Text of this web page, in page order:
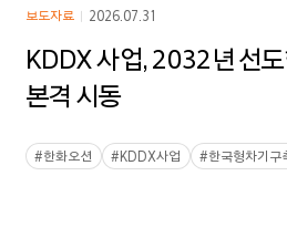
한화솔루션
보도자료 2026.07.31
KDDX 사업, 2032년 선도
본격 시동
#한화오션 # KDDX사업 #한국형차기구